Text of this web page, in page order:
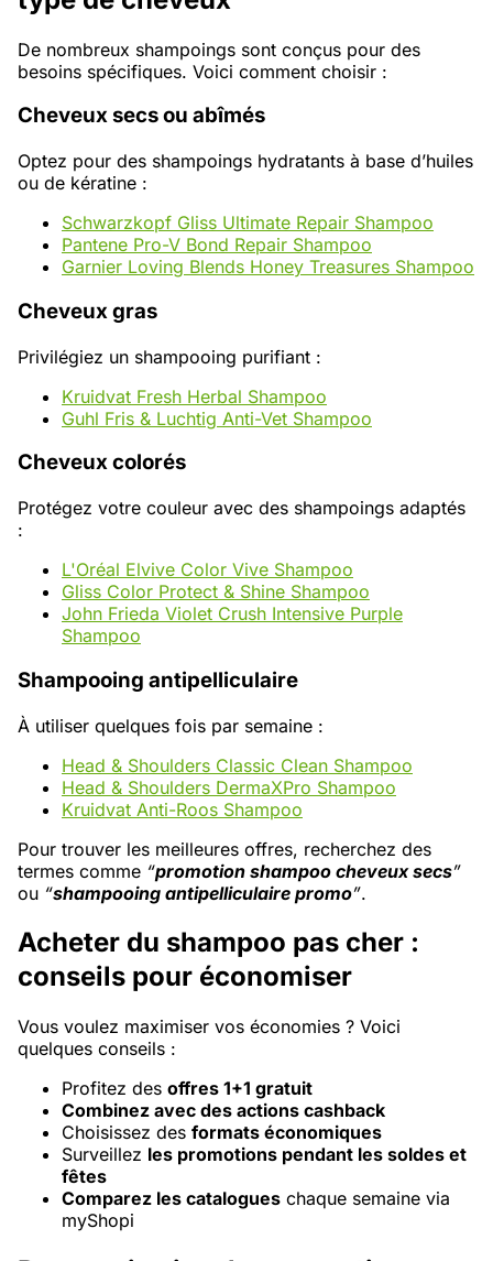
De nombreux shampoings sont conçus pour des
besoins spécifiques. Voici comment choisir :
Cheveux secs ou abîmés
Optez pour des shampoings hydratants à base d’huiles
ou de kératine :
Schwarzkopf Gliss Ultimate Repair Shampoo
Pantene Pro-V Bond Repair Shampoo
Garnier Loving Blends Honey Treasures Shampoo
Cheveux gras
Privilégiez un shampooing purifiant :
Kruidvat Fresh Herbal Shampoo
Guhl Fris & Luchtig Anti-Vet Shampoo
Cheveux colorés
Protégez votre couleur avec des shampoings adaptés
:
L'Oréal Elvive Color Vive Shampoo
Gliss Color Protect & Shine Shampoo
John Frieda Violet Crush Intensive Purple
Shampoo
Shampooing antipelliculaire
À utiliser quelques fois par semaine :
Head & Shoulders Classic Clean Shampoo
Head & Shoulders DermaXPro Shampoo
Kruidvat Anti-Roos Shampoo
Pour trouver les meilleures offres, recherchez des
termes comme “promotion shampoo cheveux secs”
ou “shampooing antipelliculaire promo”.
Acheter du shampoo pas cher :
conseils pour économiser
Vous voulez maximiser vos économies ? Voici
quelques conseils :
Profitez des offres 1+1 gratuit
Combinez avec des actions cashback
Choisissez des formats économiques
Surveillez les promotions pendant les soldes et
fêtes
Comparez les catalogues chaque semaine via
myShopi